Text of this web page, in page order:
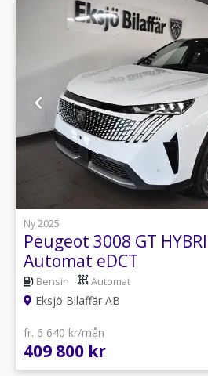
1
Ny 2025
Peugeot 3008 GT
Automat eDCT
Bensin Automat
Eksjö Bilaffär AB
fr. 6 640 kr/mån
409 800 kr